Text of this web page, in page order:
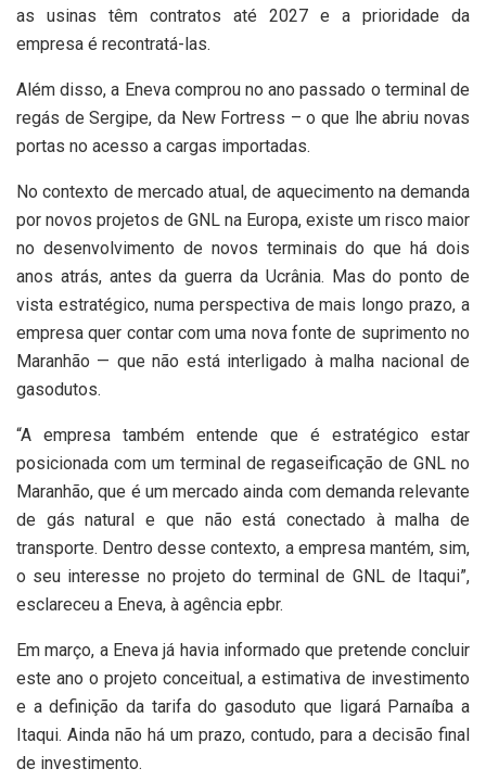
as usinas têm contratos até 2027 e a prioridade da
empresa é recontratá-las.
Além disso, a Eneva comprou no ano passado o terminal de
regás de Sergipe, da New Fortress – o que lhe abriu novas
portas no acesso a cargas importadas.
No contexto de mercado atual, de aquecimento na demanda
por novos projetos de GNL na Europa, existe um risco maior
no desenvolvimento de novos terminais do que há dois
anos atrás, antes da guerra da Ucrânia. Mas do ponto de
vista estratégico, numa perspectiva de mais longo prazo, a
empresa quer contar com uma nova fonte de suprimento no
Maranhão — que não está interligado à malha nacional de
gasodutos.
“A empresa também entende que é estratégico estar
posicionada com um terminal de regaseificação de GNL no
Maranhão, que é um mercado ainda com demanda relevante
de gás natural e que não está conectado à malha de
transporte. Dentro desse contexto, a empresa mantém, sim,
o seu interesse no projeto do terminal de GNL de Itaqui”,
esclareceu a Eneva, à agência epbr.
Em março, a Eneva já havia informado que pretende concluir
este ano o projeto conceitual, a estimativa de investimento
e a definição da tarifa do gasoduto que ligará Parnaíba a
Itaqui. Ainda não há um prazo, contudo, para a decisão final
de investimento.